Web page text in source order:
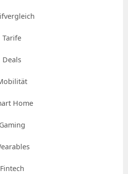
Tarife
Deals
Home
Gaming
Fintech